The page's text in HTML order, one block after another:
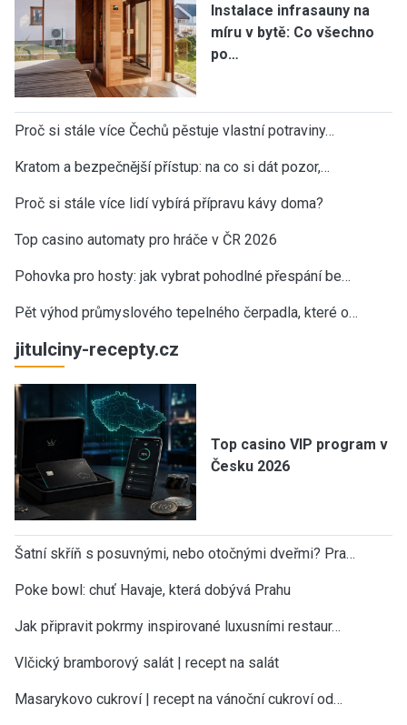
Instalace infrasauny na
míru v bytě: Co všechno
po…
Proč si stále více Čechů pěstuje vlastní potraviny…
Kratom a bezpečnější přístup: na co si dát pozor,…
Proč si stále více lidí vybírá přípravu kávy doma?
Top casino automaty pro hráče v ČR 2026
Pohovka pro hosty: jak vybrat pohodlné přespání be…
Pět výhod průmyslového tepelného čerpadla, které o…
jitulciny-recepty.cz
Top casino VIP program v
Česku 2026
Šatní skříň s posuvnými, nebo otočnými dveřmi? Pra…
Poke bowl: chuť Havaje, která dobývá Prahu
Jak připravit pokrmy inspirované luxusními restaur…
Vlčický bramborový salát | recept na salát
Masarykovo cukroví | recept na vánoční cukroví od…